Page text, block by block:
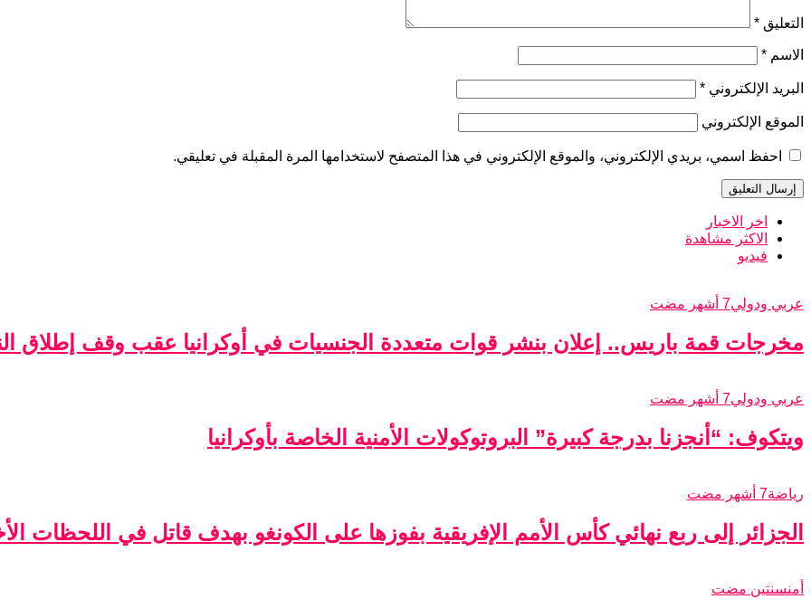
التعليق *
الاسم *
البريد الإلكتروني *
الموقع الإلكتروني
احفظ اسمي، بريدي الإلكتروني، والموقع الإلكتروني في هذا المتصفح لاستخدامها المرة المقبلة في تعليقي.
اخر الاخبار
الاكثر مشاهدة
فيديو
عربي ودولي7 أشهر مضت
مخرجات قمة باريس.. إعلان بنشر قوات متعددة الجنسيات في أوكرانيا عقب وقف إطلاق
عربي ودولي7 أشهر مضت
ويتكوف: “أنجزنا بدرجة كبيرة” البروتوكولات الأمنية الخاصة بأوكرانيا
رياضة7 أشهر مضت
الجزائر إلى ربع نهائي كأس الأمم الإفريقية بفوزها على الكونغو بهدف قاتل في اللحظات
أمنسنتين مضت